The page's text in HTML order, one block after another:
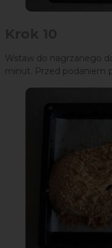
Wstaw do nagrzanego
minut. Przed podaniem